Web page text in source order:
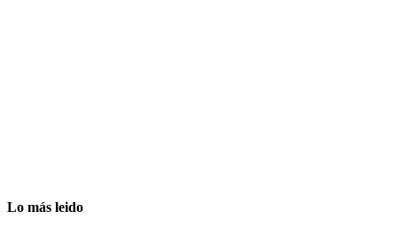
Lo más leido